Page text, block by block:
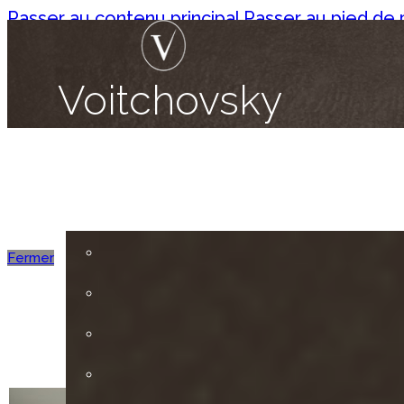
Passer au contenu principal Passer au pied de
Voitchovsky
Fermer